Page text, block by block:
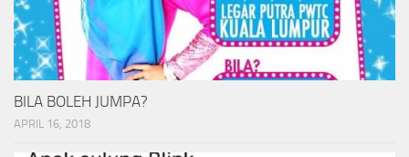
BILA BOLEH JUMPA?
APRIL 16, 2018